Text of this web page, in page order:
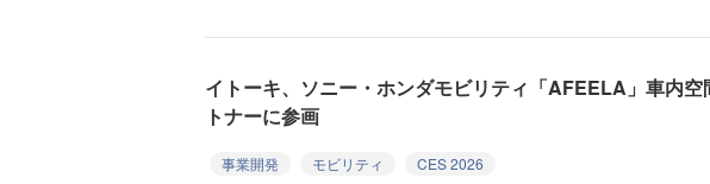
イトーキ、ソニー・ホンダモビリティ「AFEELA」車内空
トナーに参画
事業開発 モビリティ
CES 2026